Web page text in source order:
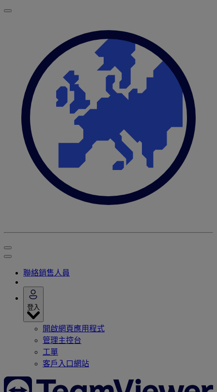
聯絡銷售人員
登入
開啟網頁應用程式
管理主控台
工單
客戶入口網站